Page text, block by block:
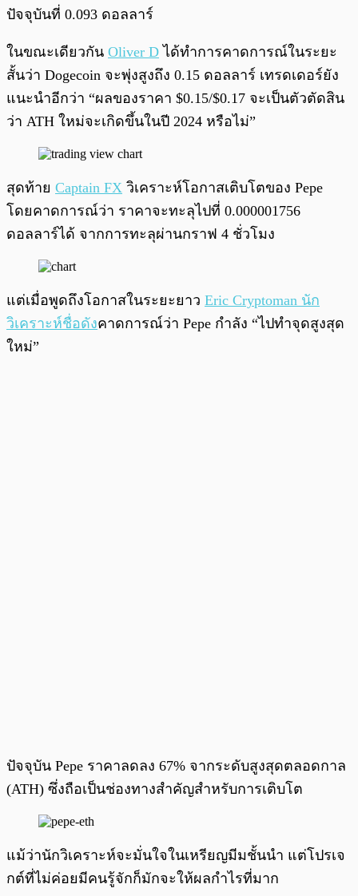
ปัจจุบันที่ 0.093 ดอลลาร์
ในขณะเดียวกัน Oliver D ได้ทำการคาดการณ์ในระยะ
สั้นว่า Dogecoin จะพุ่งสูงถึง 0.15 ดอลลาร์ เทรดเดอร์ยัง
แนะนำอีกว่า “ผลของราคา $0.15/$0.17 จะเป็นตัวตัดสิน
ว่า ATH ใหม่จะเกิดขึ้นในปี 2024 หรือไม่”
สุดท้าย Captain FX วิเคราะห์โอกาสเติบโตของ Pepe
โดยคาดการณ์ว่า ราคาจะทะลุไปที่ 0.000001756
ดอลลาร์ได้ จากการทะลุผ่านกราฟ 4 ชั่วโมง
แต่เมื่อพูดถึงโอกาสในระยะยาว Eric Cryptoman นัก
วิเคราะห์ชื่อดังคาดการณ์ว่า Pepe กำลัง “ไปทำจุดสูงสุด
ใหม่”
ปัจจุบัน Pepe ราคาลดลง 67% จากระดับสูงสุดตลอดกาล
(ATH) ซึ่งถือเป็นช่องทางสำคัญสำหรับการเติบโต
แม้ว่านักวิเคราะห์จะมั่นใจในเหรียญมีมชั้นนำ แต่โปรเจ
กต์ที่ไม่ค่อยมีคนรู้จักก็มักจะให้ผลกำไรที่มาก